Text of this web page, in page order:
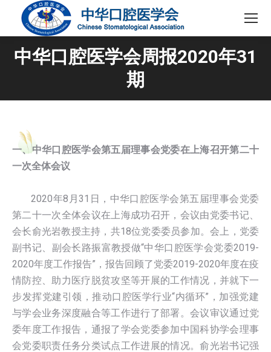
中华口腔医学会周报2020年31
期
一、中华口腔医学会第五届理事会党委在上海召开第二十
一次全体会议
2020年8月31日，中华口腔医学会第五届理事会党委
第二十一次全体会议在上海成功召开，会议由党委书记、
会长俞光岩教授主持，共18位党委委员参加。会上，党委
副书记、副会长路振富教授做“中华口腔医学会党委2019-
2020年度工作报告”，报告回顾了党委2019-2020年度在疫
情防控、助力医疗脱贫攻坚等开展的工作情况，并就下一
步发挥党建引领，推动口腔医学行业“内循环”，加强党建
与学会业务深度融合等工作进行了部署。会议审议通过党
委年度工作报告，通报了学会党委参加中国科协学会理事
会党委职责任务分类试点工作进展的情况。俞光岩书记强